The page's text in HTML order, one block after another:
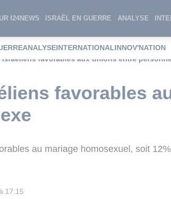
I24NEWS ISRAËL EN GUERRE ANALYSE
ANALYSEINTERNATIONALINNOV'NATION
favorables aux unions entre
favorables
au mariage homosexuel, soit
17:15